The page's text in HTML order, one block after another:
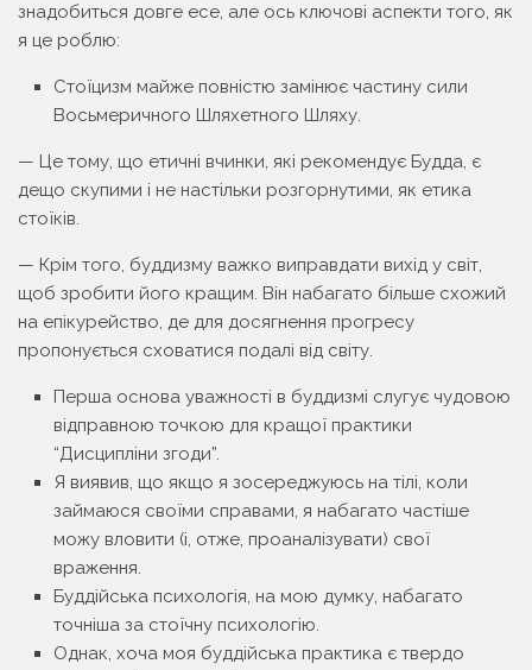
знадобиться довге есе, але ось ключові аспекти того, як
я це роблю:
Стоїцизм майже повністю замінює частину сили
Восьмеричного Шляхетного Шляху.
— Це тому, що етичні вчинки, які рекомендує Будда, є
дещо скупими і не настільки розгорнутими, як етика
стоїків.
— Крім того, буддизму важко виправдати вихід у світ,
щоб зробити його кращим. Він набагато більше схожий
на епікурейство, де для досягнення прогресу
пропонується сховатися подалі від світу.
Перша основа уважності в буддизмі слугує чудовою
відправною точкою для кращої практики
“Дисципліни згоди”.
Я виявив, що якщо я зосереджуюсь на тілі, коли
займаюся своїми справами, я набагато частіше
можу вловити (і, отже, проаналізувати) свої
враження.
Буддійська психологія, на мою думку, набагато
точніша за стоїчну психологію.
Однак, хоча моя буддійська практика є твердо